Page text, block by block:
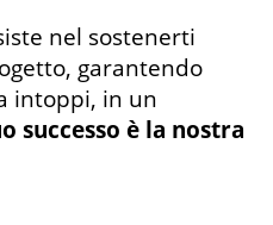
nel sostenerti
garantendo
intoppi, in un
successo è la nostra